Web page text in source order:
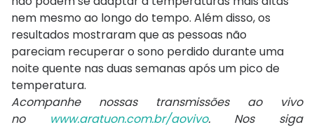
nem mesmo ao longo do tempo. Além disso, os
resultados mostraram que as pessoas não
pareciam recuperar o sono perdido durante uma
noite quente nas duas semanas após um pico de
temperatura.
Acompanhe nossas transmissões ao vivo
no
www.aratuon.com.br/aovivo. Nos siga